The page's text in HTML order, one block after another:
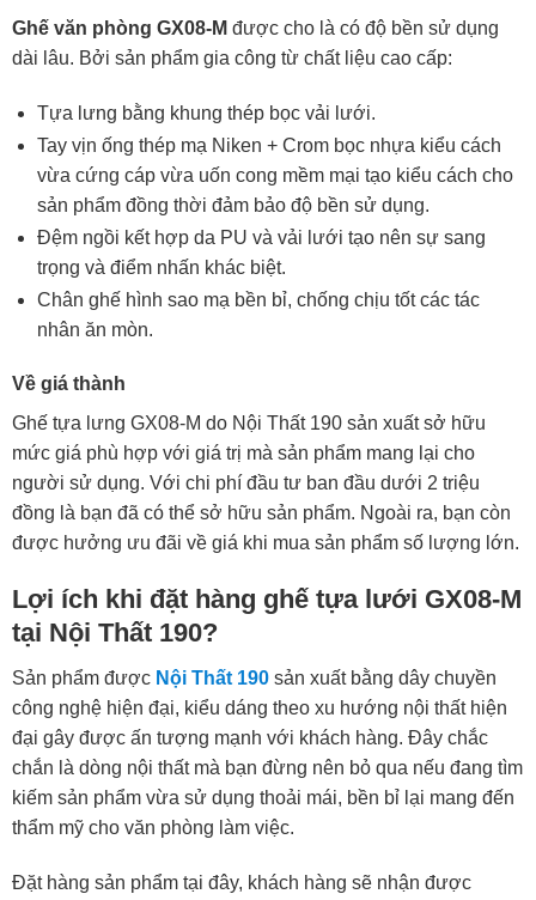
Ghế văn phòng GX08-M được cho là có độ bền sử dụng
dài lâu. Bởi sản phẩm gia công từ chất liệu cao cấp:
Tựa lưng bằng khung thép bọc vải lưới.
Tay vịn ống thép mạ Niken + Crom bọc nhựa kiểu cách
vừa cứng cáp vừa uốn cong mềm mại tạo kiểu cách cho
sản phẩm đồng thời đảm bảo độ bền sử dụng.
Đệm ngồi kết hợp da PU và vải lưới tạo nên sự sang
trọng và điểm nhấn khác biệt.
Chân ghế hình sao mạ bền bỉ, chống chịu tốt các tác
nhân ăn mòn.
Về giá thành
Ghế tựa lưng GX08-M do Nội Thất 190 sản xuất sở hữu
mức giá phù hợp với giá trị mà sản phẩm mang lại cho
người sử dụng. Với chi phí đầu tư ban đầu dưới 2 triệu
đồng là bạn đã có thể sở hữu sản phẩm. Ngoài ra, bạn còn
được hưởng ưu đãi về giá khi mua sản phẩm số lượng lớn.
Lợi ích khi đặt hàng ghế tựa lưới GX08-M
tại Nội Thất 190?
Sản phẩm được Nội Thất 190 sản xuất bằng dây chuyền
công nghệ hiện đại, kiểu dáng theo xu hướng nội thất hiện
đại gây được ấn tượng mạnh với khách hàng. Đây chắc
chắn là dòng nội thất mà bạn đừng nên bỏ qua nếu đang tìm
kiếm sản phẩm vừa sử dụng thoải mái, bền bỉ lại mang đến
thẩm mỹ cho văn phòng làm việc.
Đặt hàng sản phẩm tại đây, khách hàng sẽ nhận được